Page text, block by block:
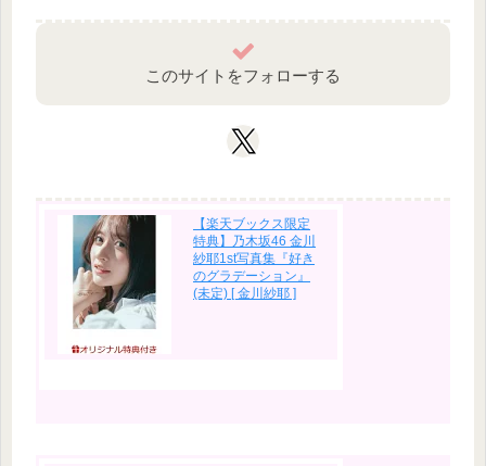
このサイトをフォローする
【楽天ブックス限定
特典】乃木坂46 金川
紗耶1st写真集『好き
のグラデーション』
(未定) [ 金川紗耶 ]